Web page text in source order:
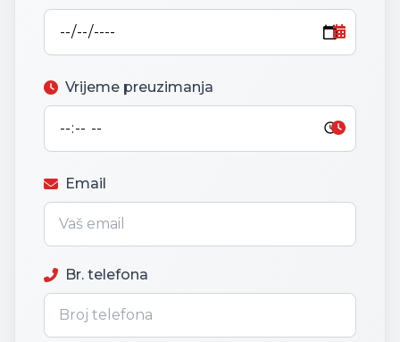
Vrijeme preuzimanja
Email
Br. telefona